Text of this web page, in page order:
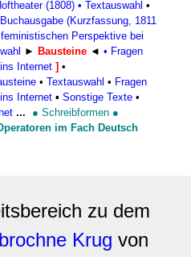
(1808) • Textauswahl •
(Kurzfassung, 1811
Perspektive bei
► Bausteine ◄ • Fragen
Internet ] •
• Textauswahl • Fragen
Internet ▪ Sonstige Texte •
... ● Schreibformen ●
im Fach Deutsch
zu dem
Krug von